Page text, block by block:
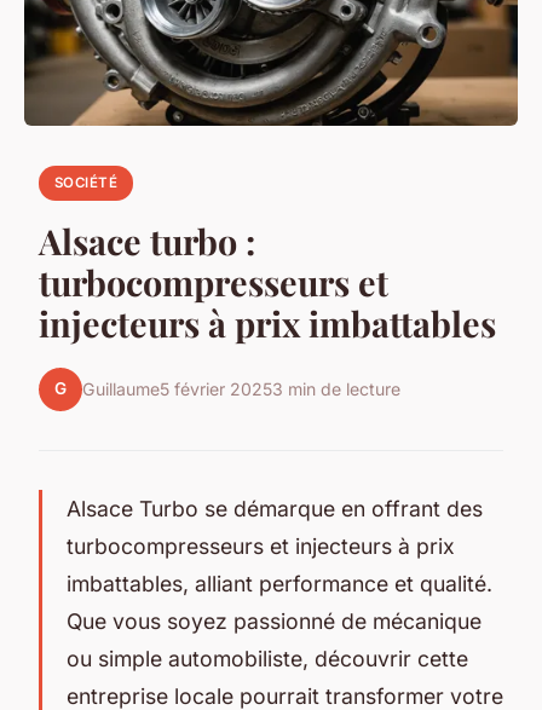
SOCIÉTÉ
Alsace turbo :
turbocompresseurs et
injecteurs à prix imbattables
G Guillaume5 février 20253 min de lecture
Alsace Turbo se démarque en offrant des
turbocompresseurs et injecteurs à prix
imbattables, alliant performance et qualité.
Que vous soyez passionné de mécanique
ou simple automobiliste, découvrir cette
entreprise locale pourrait transformer votre